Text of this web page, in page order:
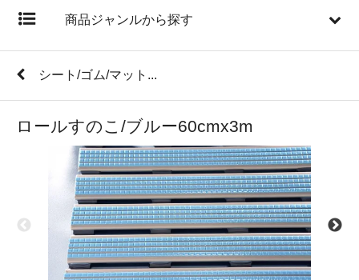
商品ジャンルから探す
シート/ゴム/マット...
ロールすのこ/ブルー60cmx3m